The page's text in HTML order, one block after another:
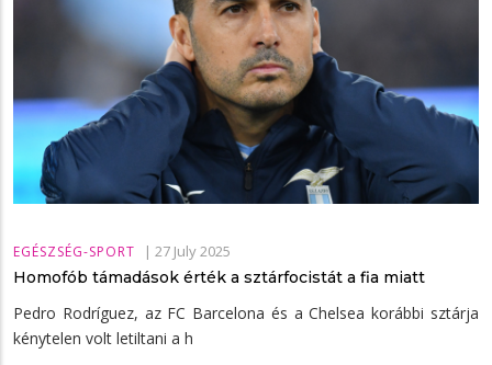
EGÉSZSÉG-SPORT | 27 July 2025
Homofób támadások érték a sztárfocistát a fia miatt
Pedro Rodríguez, az FC Barcelona és a Chelsea korábbi sztárja
kénytelen volt letiltani a h